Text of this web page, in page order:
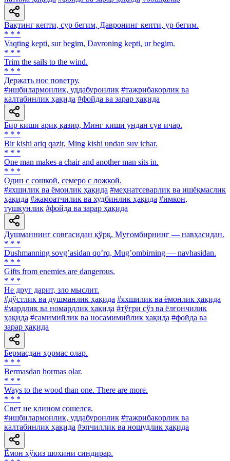
Вақтинг кепти, сур бегим, Давронинг кепти, ур бегим.
* * *
Vaqting kepti, sur begim, Davroning kepti, ur begim.
* * *
Trim the sails to the wind.
* * *
Держать нос поветру.
#ишбилармонлик, уддабуронлик #тажрибакорлик ва
калтабинлик ҳақида #фойда ва зарар ҳақида
Бир киши ариқ қазир, Минг киши ундан сув ичар.
* * *
Bir kishi ariq qazir, Ming kishi undan suv ichar.
* * *
One man makes a chair and another man sits in.
* * *
Один с сошкой, семеро с ложкой.
#яхшилик ва ёмонлик ҳақида #меҳнатсеварлик ва ишёқмаслик
ҳақида #жамоатчилик ва худбинлик ҳақида #имкон,
тушкунлик #фойда ва зарар ҳақида
Душманнинг совғасидан қўрқ, Муғомбирнинг — навҳасидан.
* * *
Dushmanning sovgʼasidan qoʼrq, Mugʼombirning — navhasidan.
* * *
Gifts from enemies are dangerous.
* * *
Не друг дарит, зло мыслит.
#дўстлик ва душманлик ҳақида #яхшилик ва ёмонлик ҳақида
#мардлик ва номардлик ҳақида #тўғри сўз ва ёлғончилик
ҳақида #самимийлик ва носамимийлик ҳақида #фойда ва
зарар ҳақида
Бермасдан ҳормас олар.
* * *
Bermasdan hormas olar.
* * *
Ways to the wood than one. There are more.
* * *
Свет не клином сошелся.
#ишбилармонлик, уддабуронлик #тажрибакорлик ва
калтабинлик ҳақида #эпчиллик ва ношудлик ҳақида
Ёмон ҳўкиз шохини синдирар.